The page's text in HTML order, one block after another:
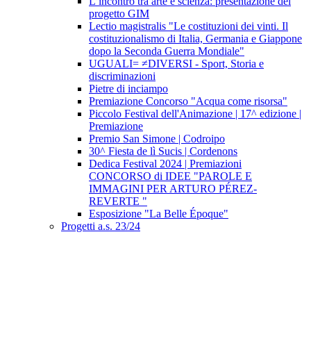
progetto GIM
Lectio magistralis "Le costituzioni dei vinti. Il
costituzionalismo di Italia, Germania e Giappone
dopo la Seconda Guerra Mondiale"
UGUALI= ≠DIVERSI - Sport, Storia e
discriminazioni
Pietre di inciampo
Premiazione Concorso "Acqua come risorsa"
Piccolo Festival dell'Animazione | 17^ edizione |
Premiazione
Premio San Simone | Codroipo
30^ Fiesta de lì Sucis | Cordenons
Dedica Festival 2024 | Premiazioni
CONCORSO di IDEE "PAROLE E
IMMAGINI PER ARTURO PÉREZ-
REVERTE "
Esposizione "La Belle Époque"
Progetti a.s. 23/24